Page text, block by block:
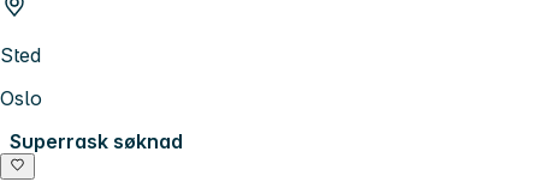
Sted
Oslo
Superrask søknad